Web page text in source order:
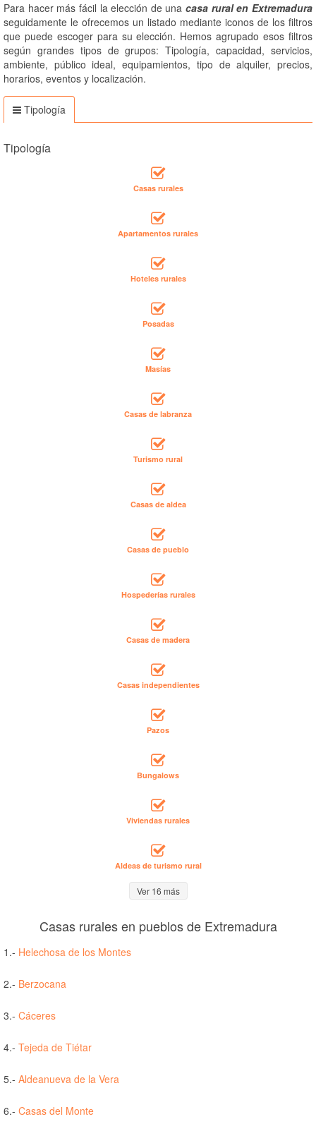
Para hacer más fácil la elección de unacasa rural en Extremadura
seguidamente le ofrecemos un listado mediante iconos de los filtros
que puede escoger para su elección. Hemos agrupado esos filtros
según grandes tipos de grupos: Tipología, capacidad, servicios,
ambiente, público ideal, equipamientos, tipo de alquiler, precios,
horarios, eventos y localización.
Tipología
Tipología
Casas rurales
Apartamentos rurales
Hoteles rurales
Posadas
Masías
Casas de labranza
Turismo rural
Casas de aldea
Casas de pueblo
Hospederías rurales
Casas de madera
Casas independientes
Pazos
Bungalows
Viviendas rurales
Aldeas de turismo rural
Ver 16 más
Casas rurales en pueblos de Extremadura
1.- Helechosa de los Montes
2.- Berzocana
3.- Cáceres
4.- Tejeda de Tiétar
5.- Aldeanueva de la Vera
6.- Casas del Monte